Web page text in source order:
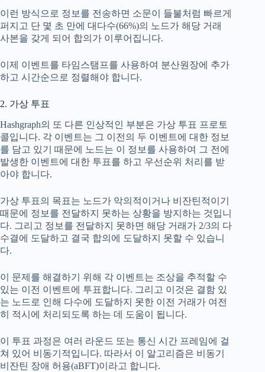
이런 방식으로 정보를 전송하면 소문이 들불처럼 빠르게
퍼지고 단 몇 초 만에 대다수(66%)의 노드가 해당 거래
사본을 갖게 되어 합의가 이루어집니다.
이제 이벤트를 타임스탬프를 사용하여 분산원장에 추가
하고 시간순으로 정렬해야 합니다.
2. 가상 투표
Hashgraph의 또 다른 인상적인 부분은 가상 투표 프로토
콜입니다. 각 이벤트는 그 이전의 두 이벤트에 대한 정보
를 담고 있기 때문에 노드는 이 정보를 사용하여 그 전에
발생한 이벤트에 대한 투표를 하고 우선순위 처리를 받
아야 합니다.
가상 투표의 목표는 노드가 악의적이거나 비잔틴적이기
때문에 정보를 전달하지 못하는 상황을 방지하는 것입니
다. 그리고 정보를 전달하지 못하면 해당 거래가 2/3의 다
수결에 도달하고 결국 합의에 도달하지 못할 수 있습니
다.
이 문제를 해결하기 위해 각 이벤트는 조상을 추적할 수
있는 이전 이벤트에 투표합니다. 그리고 이것은 결함 있
는 노드로 인해 다수에 도달하지 못한 이전 거래가 여전
히 적시에 처리되도록 하는 데 도움이 됩니다.
이 투표 과정은 여러 라운드 또는 통신 시간 프레임에 걸
쳐 있어 비동기적입니다. 따라서 이 알고리즘은 비동기
비잔틴 장애 허용(aBFT)이라고 합니다.